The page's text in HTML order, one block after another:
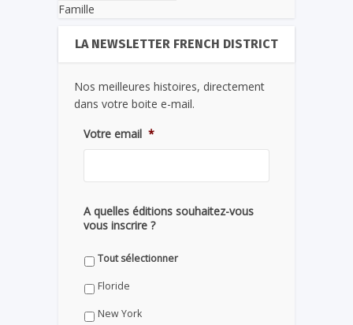
Famille
LA NEWSLETTER FRENCH DISTRICT
Nos meilleures histoires, directement
dans votre boite e-mail.
Votre email *
A quelles éditions souhaitez-vous
vous inscrire ?
Tout sélectionner
Floride
New York